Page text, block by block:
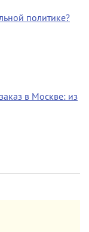
политике?
в Москве: из